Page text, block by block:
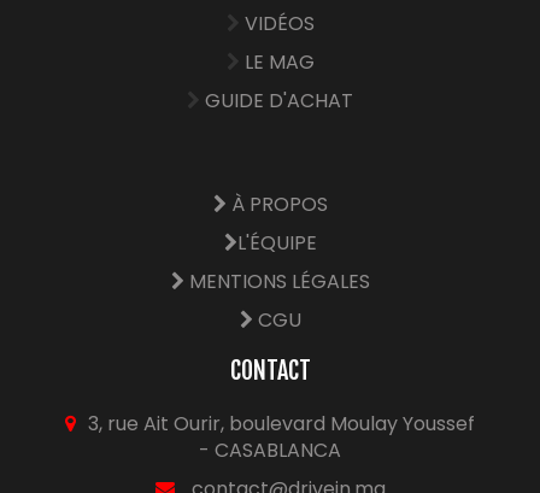
VIDÉOS
LE MAG
GUIDE D'ACHAT
À PROPOS
L'ÉQUIPE
MENTIONS LÉGALES
CGU
CONTACT
3, rue Ait Ourir, boulevard Moulay Youssef
- CASABLANCA